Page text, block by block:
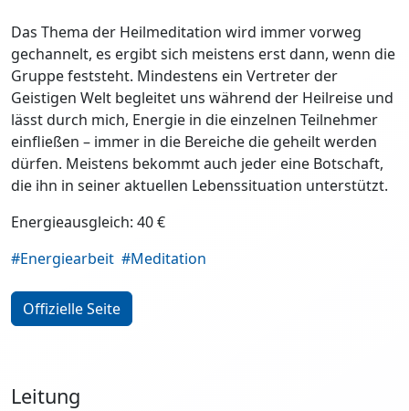
Das Thema der Heilmeditation wird immer vorweg
gechannelt, es ergibt sich meistens erst dann, wenn die
Gruppe feststeht. Mindestens ein Vertreter der
Geistigen Welt begleitet uns während der Heilreise und
lässt durch mich, Energie in die einzelnen Teilnehmer
einfließen – immer in die Bereiche die geheilt werden
dürfen. Meistens bekommt auch jeder eine Botschaft,
die ihn in seiner aktuellen Lebenssituation unterstützt.
Energieausgleich: 40 €
#Energiearbeit #Meditation
Offizielle Seite
Leitung